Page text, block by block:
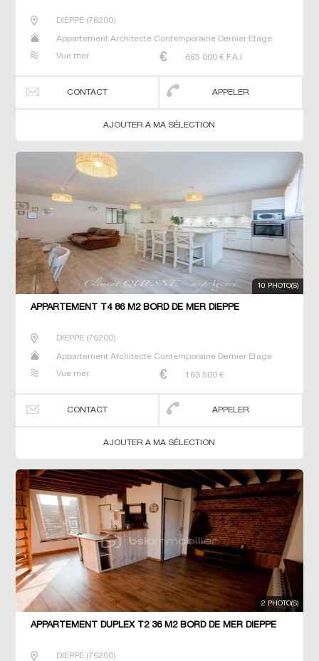
DIEPPE(76200)
Appartement Architecte Contemporaine Dernier Etage
Villa
Vue mer 665 000 € F.A.I
CONTACT APPELER
AJOUTER A MA SÉLECTION
10 PHOTO(S)
APPARTEMENT T4 86 M2 BORD DE MER DIEPPE
DIEPPE(76200)
Appartement Architecte Contemporaine Dernier Etage
Villa
Vue mer 163 500 €
CONTACT APPELER
AJOUTER A MA SÉLECTION
2 PHOTO(S)
APPARTEMENT DUPLEX T2 36 M2 BORD DE MER DIEPPE
DIEPPE(76200)